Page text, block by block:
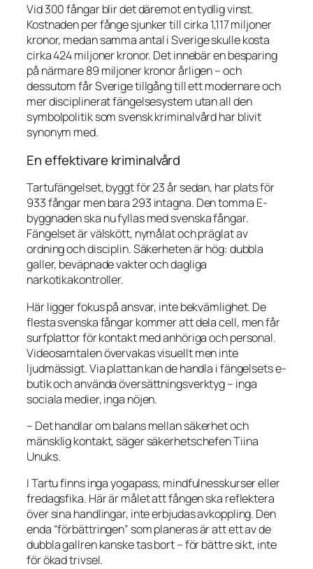
Vid 300 fångar blir det däremot en tydlig vinst.
Kostnaden per fånge sjunker till cirka 1,117 miljoner
kronor, medan samma antal i Sverige skulle kosta
cirka 424 miljoner kronor. Det innebär en besparing
på närmare 89 miljoner kronor årligen – och
dessutom får Sverige tillgång till ett modernare och
mer disciplinerat fängelsesystem utan all den
symbolpolitik som svensk kriminalvård har blivit
synonym med.
En effektivare kriminalvård
Tartufängelset, byggt för 23 år sedan, har plats för
933 fångar men bara 293 intagna. Den tomma E-
byggnaden ska nu fyllas med svenska fångar.
Fängelset är välskött, nymålat och präglat av
ordning och disciplin. Säkerheten är hög: dubbla
galler, beväpnade vakter och dagliga
narkotikakontroller.
Här ligger fokus på ansvar, inte bekvämlighet. De
flesta svenska fångar kommer att dela cell, men får
surfplattor för kontakt med anhöriga och personal.
Videosamtalen övervakas visuellt men inte
ljudmässigt. Via plattan kan de handla i fängelsets e-
butik och använda översättningsverktyg – inga
sociala medier, inga nöjen.
– Det handlar om balans mellan säkerhet och
mänsklig kontakt, säger säkerhetschefen Tiina
Unuks.
I Tartu finns inga yogapass, mindfulnesskurser eller
fredagsfika. Här är målet att fången ska reflektera
över sina handlingar, inte erbjudas avkoppling. Den
enda “förbättringen” som planeras är att ett av de
dubbla gallren kanske tas bort – för bättre sikt, inte
för ökad trivsel.